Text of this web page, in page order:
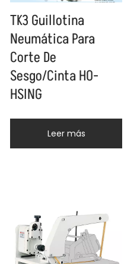
TK3 Guillotina
Neumática Para
Corte De
Sesgo/Cinta HO-
HSING
Leer más